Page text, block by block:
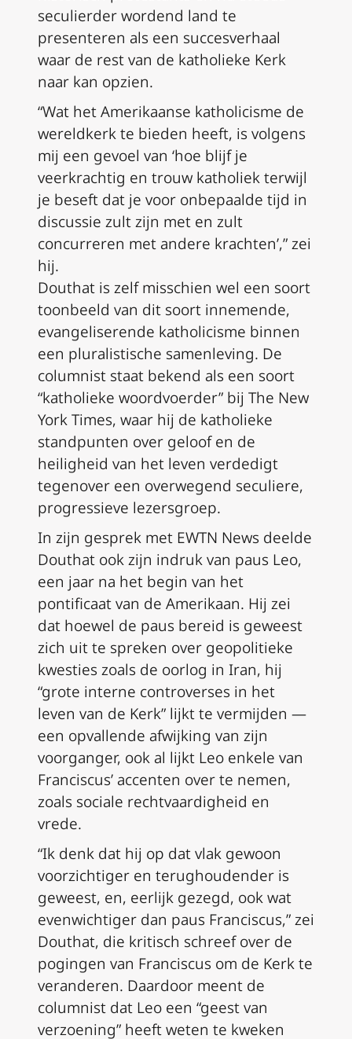
seculierder wordend land te
presenteren als een succesverhaal
waar de rest van de katholieke Kerk
naar kan opzien.
“Wat het Amerikaanse katholicisme de
wereldkerk te bieden heeft, is volgens
mij een gevoel van ‘hoe blijf je
veerkrachtig en trouw katholiek terwijl
je beseft dat je voor onbepaalde tijd in
discussie zult zijn met en zult
concurreren met andere krachten’,” zei
hij.
Douthat is zelf misschien wel een soort
toonbeeld van dit soort innemende,
evangeliserende katholicisme binnen
een pluralistische samenleving. De
columnist staat bekend als een soort
“katholieke woordvoerder” bij The New
York Times, waar hij de katholieke
standpunten over geloof en de
heiligheid van het leven verdedigt
tegenover een overwegend seculiere,
progressieve lezersgroep.
In zijn gesprek met EWTN News deelde
Douthat ook zijn indruk van paus Leo,
een jaar na het begin van het
pontificaat van de Amerikaan. Hij zei
dat hoewel de paus bereid is geweest
zich uit te spreken over geopolitieke
kwesties zoals de oorlog in Iran, hij
“grote interne controverses in het
leven van de Kerk” lijkt te vermijden —
een opvallende afwijking van zijn
voorganger, ook al lijkt Leo enkele van
Franciscus’ accenten over te nemen,
zoals sociale rechtvaardigheid en
vrede.
“Ik denk dat hij op dat vlak gewoon
voorzichtiger en terughoudender is
geweest, en, eerlijk gezegd, ook wat
evenwichtiger dan paus Franciscus,” zei
Douthat, die kritisch schreef over de
pogingen van Franciscus om de Kerk te
veranderen. Daardoor meent de
columnist dat Leo een “geest van
verzoening” heeft weten te kweken